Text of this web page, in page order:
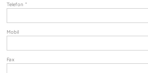
Telefon *
Mobil
Fax